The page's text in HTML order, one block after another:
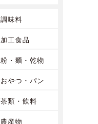
調味料
加工食品
粉・麺・乾物
おやつ・パン
茶類・飲料
農産物